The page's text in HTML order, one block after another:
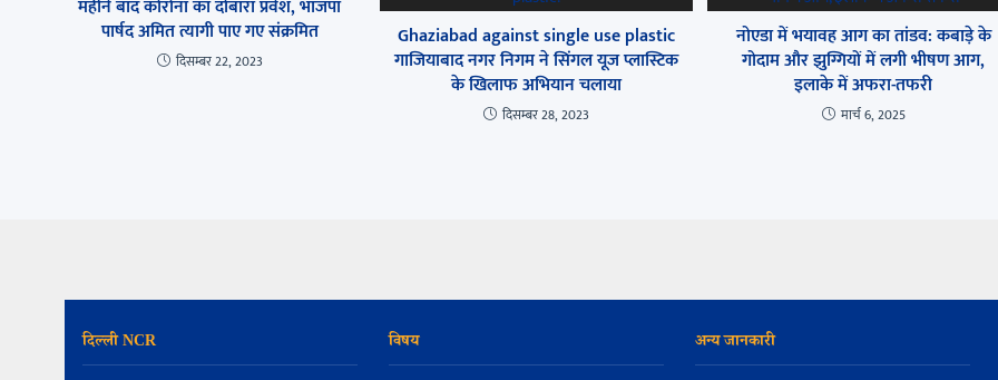
महीने बाद कोरोना का दोबारा प्रवेश, भाजपा
पार्षद अमित त्यागी पाए गए संक्रमित
दिसम्बर 22, 2023
Ghaziabad against single use plastic
गाजियाबाद नगर निगम ने सिंगल यूज प्लास्टिक
के खिलाफ अभियान चलाया
दिसम्बर 28, 2023
नोएडा में भयावह आग का तांडव: कबाड़े के
गोदाम और झुग्गियों में लगी भीषण आग,
इलाके में अफरा-तफरी
मार्च 6, 2025
दिल्ली NCR विषय अन्य जानकारी